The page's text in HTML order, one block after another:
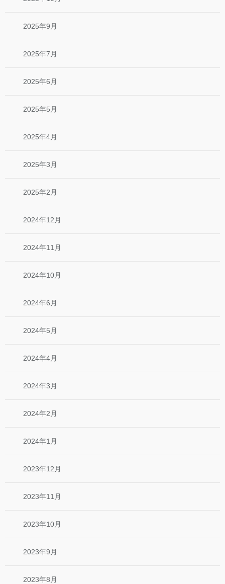
2025年9月
2025年7月
2025年6月
2025年5月
2025年4月
2025年3月
2025年2月
2024年12月
2024年11月
2024年10月
2024年6月
2024年5月
2024年4月
2024年3月
2024年2月
2024年1月
2023年12月
2023年11月
2023年10月
2023年9月
2023年8月